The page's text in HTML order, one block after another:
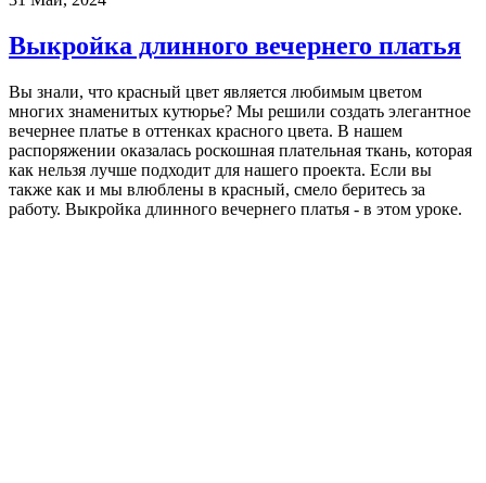
Выкройка длинного вечернего платья
Вы знали, что красный цвет является любимым цветом
многих знаменитых кутюрье? Мы решили создать элегантное
вечернее платье в оттенках красного цвета. В нашем
распоряжении оказалась роскошная плательная ткань, которая
как нельзя лучше подходит для нашего проекта. Если вы
также как и мы влюблены в красный, смело беритесь за
работу. Выкройка длинного вечернего платья - в этом уроке.